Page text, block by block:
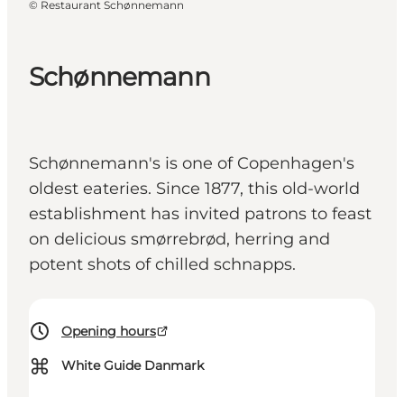
Schønnemann
Schønnemann's is one of Copenhagen's
oldest eateries. Since 1877, this old-world
establishment has invited patrons to feast
on delicious smørrebrød, herring and
potent shots of chilled schnapps.
Opening hours
⌘ White Guide Danmark
© Restaurant Schønnemann